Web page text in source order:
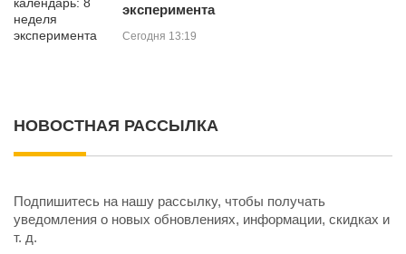
эксперимента
Сегодня 13:19
НОВОСТНАЯ РАССЫЛКА
Подпишитесь на нашу рассылку, чтобы получать
уведомления о новых обновлениях, информации, скидках и
т. д.